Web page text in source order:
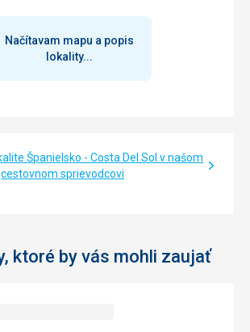
Načítavam mapu a popis
lokality...
Španielsko - Costa Del Sol v našom
cestovnom sprievodcovi
ktoré by vás mohli zaujať